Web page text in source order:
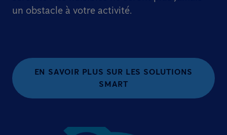
un obstacle à votre activité.
EN SAVOIR PLUS SUR LES SOLUTIONS
SMART